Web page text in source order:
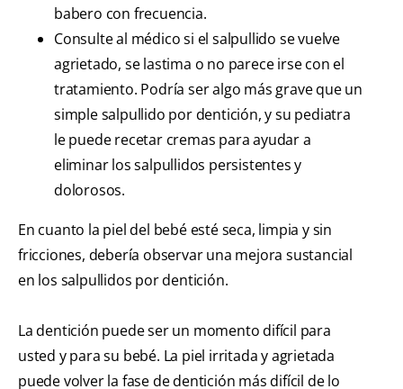
babero con frecuencia.
Consulte al médico si el salpullido se vuelve
agrietado, se lastima o no parece irse con el
tratamiento. Podría ser algo más grave que un
simple salpullido por dentición, y su pediatra
le puede recetar cremas para ayudar a
eliminar los salpullidos persistentes y
dolorosos.
En cuanto la piel del bebé esté seca, limpia y sin
fricciones, debería observar una mejora sustancial
en los salpullidos por dentición.
La dentición puede ser un momento difícil para
usted y para su bebé. La piel irritada y agrietada
puede volver la fase de dentición más difícil de lo